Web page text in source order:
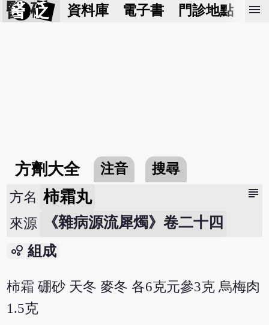
醫 砭 資料庫 電子書 門診地點 預
menu
方劑大全 注音 搜尋
subject
方名 柿霜丸
來源 《雜病源流犀燭》卷二十四
bubble_chart 組成
柿霜 硼砂 天冬 麥冬 各6克元參3克 烏梅肉
1.5克